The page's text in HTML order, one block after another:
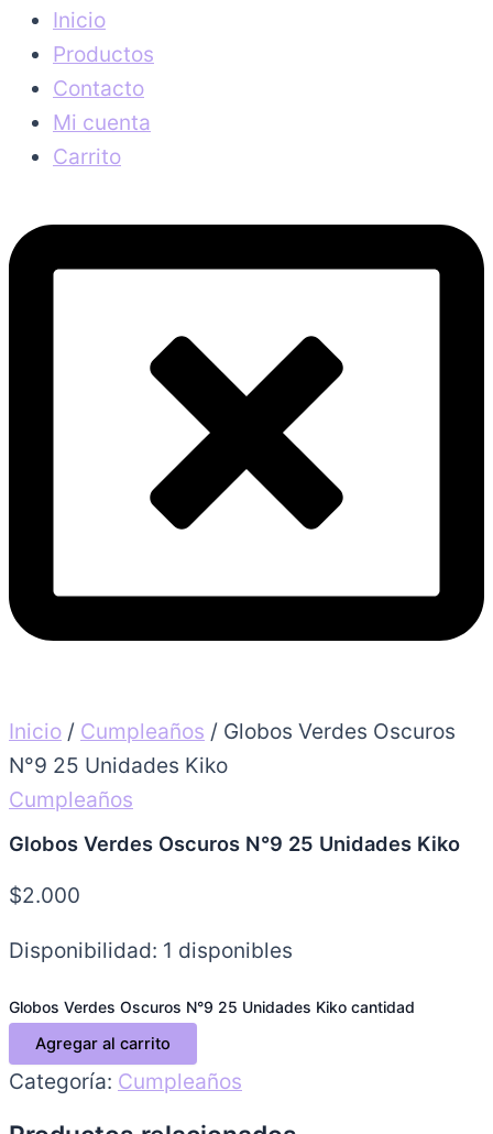
Inicio
Productos
Contacto
Mi cuenta
Carrito
Inicio / Cumpleaños / Globos Verdes Oscuros
N°9 25 Unidades Kiko
Cumpleaños
Globos Verdes Oscuros N°9 25 Unidades Kiko
$2.000
Disponibilidad: 1 disponibles
Globos Verdes Oscuros N°9 25 Unidades Kiko cantidad
Agregar al carrito
Categoría: Cumpleaños